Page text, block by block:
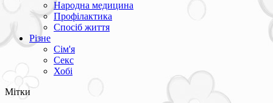
Народна медицина
Профілактика
Спосіб життя
Різне
Сім'я
Секс
Хобі
Мітки